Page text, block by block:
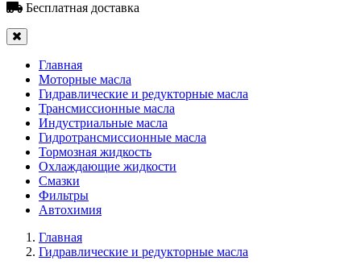
Бесплатная доставка
Главная
Моторные масла
Гидравлические и редукторные масла
Трансмиссионные масла
Индустриальные масла
Гидротрансмиссионные масла
Тормозная жидкость
Охлаждающие жидкости
Смазки
Фильтры
Автохимия
Главная
Гидравлические и редукторные масла